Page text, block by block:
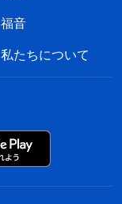
福音
私たちについて